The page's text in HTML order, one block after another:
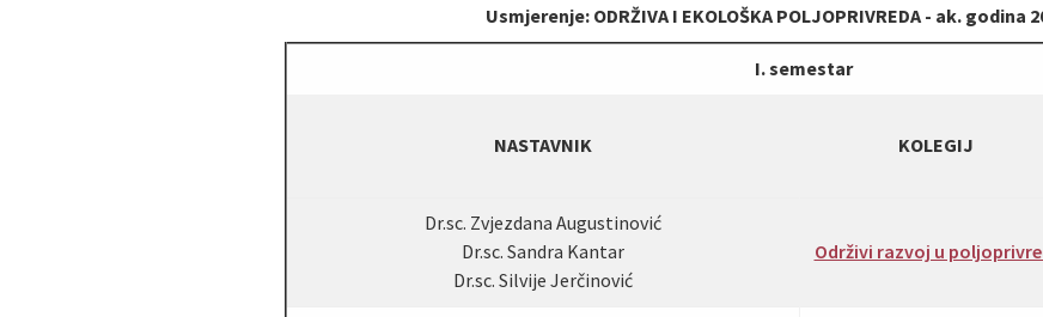
Usmjerenje: ODRŽIVA I EKOLOŠKA POLJOPRIVREDA - ak. godina
I. semestar
NASTAVNIK KOLEGIJ
Dr.sc. Zvjezdana Augustinović
Dr.sc. Sandra Kantar
Dr.sc. Silvije Jerčinović
Održivi razvoj u